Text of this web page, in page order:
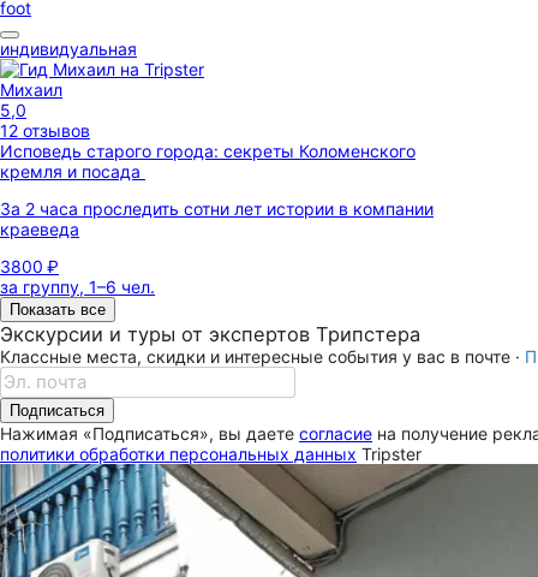
foot
индивидуальная
Михаил
5,0
12 отзывов
Исповедь старого города: секреты Коломенского
кремля и посада
За 2 часа проследить сотни лет истории в компании
краеведа
3800 ₽
за группу, 1–6 чел.
Показать все
Экскурсии и туры от экспертов Трипстера
Классные места, скидки и интересные события у вас в почте ·
Подписаться
Нажимая «Подписаться», вы даете согласие на получение
политики обработки персональных данных Tripster